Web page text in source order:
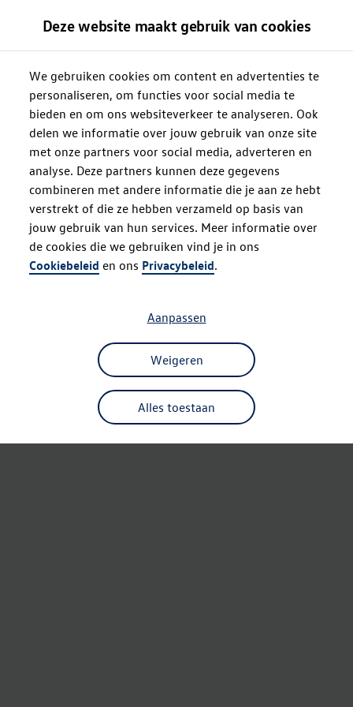
Deze website maakt gebruik van cookies
We gebruiken cookies om content en advertenties te
personaliseren, om functies voor social media te
bieden en om ons websiteverkeer te analyseren. Ook
delen we informatie over jouw gebruik van onze site
met onze partners voor social media, adverteren en
analyse. Deze partners kunnen deze gegevens
combineren met andere informatie die je aan ze hebt
verstrekt of die ze hebben verzameld op basis van
jouw gebruik van hun services. Meer informatie over
de cookies die we gebruiken vind je in ons
Cookiebeleid en ons Privacybeleid.
Alles toestaan
Weigeren
Aanpassen
Oops!
Something went wrong. Please try
refreshing the app
Refresh